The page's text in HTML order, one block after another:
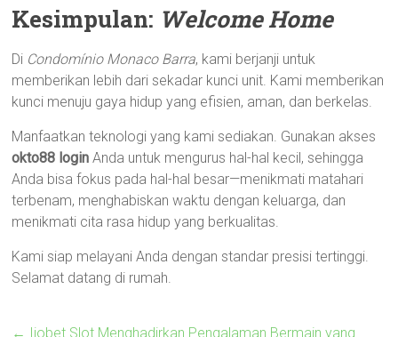
Kesimpulan: Welcome Home
Di Condomínio Monaco Barra, kami berjanji untuk
memberikan lebih dari sekadar kunci unit. Kami memberikan
kunci menuju gaya hidup yang efisien, aman, dan berkelas.
Manfaatkan teknologi yang kami sediakan. Gunakan akses
okto88 login Anda untuk mengurus hal-hal kecil, sehingga
Anda bisa fokus pada hal-hal besar—menikmati matahari
terbenam, menghabiskan waktu dengan keluarga, dan
menikmati cita rasa hidup yang berkualitas.
Kami siap melayani Anda dengan standar presisi tertinggi.
Selamat datang di rumah.
← Ijobet Slot Menghadirkan Pengalaman Bermain yang